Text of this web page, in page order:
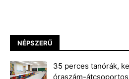
NÉPSZERŰ
35 perces tanórák,
óraszám-